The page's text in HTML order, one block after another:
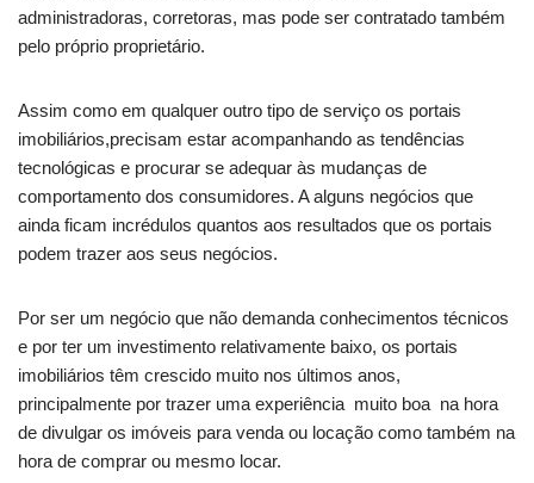
administradoras, corretoras, mas pode ser contratado também
pelo próprio proprietário.
Assim como em qualquer outro tipo de serviço os portais
imobiliários,precisam estar acompanhando as tendências
tecnológicas e procurar se adequar às mudanças de
comportamento dos consumidores. A alguns negócios que
ainda ficam incrédulos quantos aos resultados que os portais
podem trazer aos seus negócios.
Por ser um negócio que não demanda conhecimentos técnicos
e por ter um investimento relativamente baixo, os portais
imobiliários têm crescido muito nos últimos anos,
principalmente por trazer uma experiência muito boa na hora
de divulgar os imóveis para venda ou locação como também na
hora de comprar ou mesmo locar.